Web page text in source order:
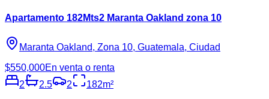
Apartamento 182Mts2 Maranta Oakland zona 10
Maranta Oakland, Zona 10, Guatemala, Ciudad
$550,000En venta o renta
2
2.5 2 182m²